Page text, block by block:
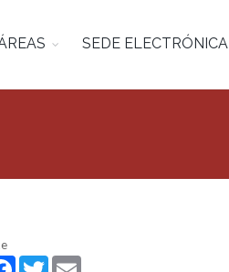
SEDE ELECTRÓNICA
Facebook
TwitterEmail